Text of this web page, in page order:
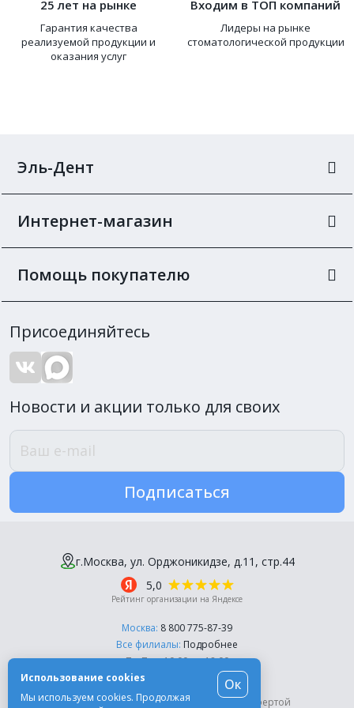
25 лет на рынке
Гарантия качества
реализуемой продукции и
оказания услуг
Входим в ТОП компаний
Лидеры на рынке
стоматологической продукции
Эль-Дент
Интернет-магазин
Помощь покупателю
Присоединяйтесь
Новости и акции только для своих
Подписаться
© Компания «Эль-Дент», 2003-2026
Цены на сайте не являются публичной офертой
г.Москва, ул. Орджоникидзе, д.11, стр.44
5,0
Рейтинг организации на Яндексе
Москва: 8 800 775-87-39
Все филиалы: Подробнее
Пн-Пт, с 10:00 до 18:00
Использование cookies
Мы используем cookies. Продолжая
Ок